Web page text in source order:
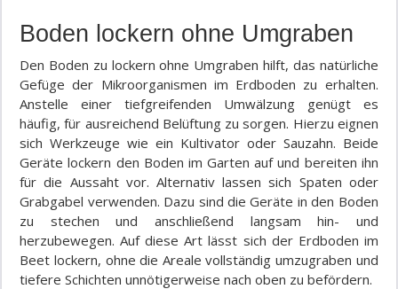
Boden lockern ohne Umgraben
Den Boden zu lockern ohne Umgraben hilft, das natürliche
Gefüge der Mikroorganismen im Erdboden zu erhalten.
Anstelle einer tiefgreifenden Umwälzung genügt es
häufig, für ausreichend Belüftung zu sorgen. Hierzu eignen
sich Werkzeuge wie ein Kultivator oder Sauzahn. Beide
Geräte lockern den Boden im Garten auf und bereiten ihn
für die Aussaht vor. Alternativ lassen sich Spaten oder
Grabgabel verwenden. Dazu sind die Geräte in den Boden
zu stechen und anschließend langsam hin- und
herzubewegen. Auf diese Art lässt sich der Erdboden im
Beet lockern, ohne die Areale vollständig umzugraben und
tiefere Schichten unnötigerweise nach oben zu befördern.